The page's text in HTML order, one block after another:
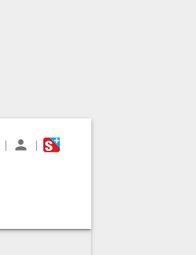
| |